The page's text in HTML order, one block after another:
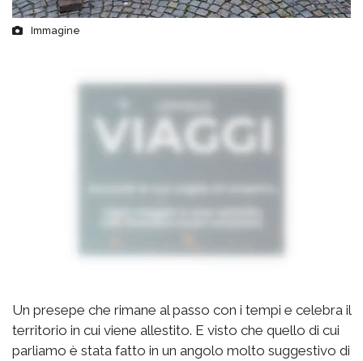
Immagine
Un presepe che rimane al passo con i tempi e celebra il
territorio in cui viene allestito. E visto che quello di cui
parliamo è stata fatto in un angolo molto suggestivo di